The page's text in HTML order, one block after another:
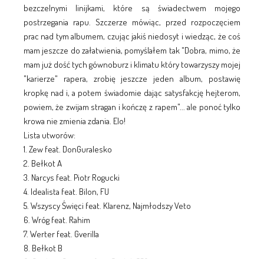
bezczelnymi linijkami, które są świadectwem mojego
postrzegania rapu. Szczerze mówiąc, przed rozpoczęciem
prac nad tym albumem, czując jakiś niedosyt i wiedząc, że coś
mam jeszcze do załatwienia, pomyślałem tak "Dobra, mimo, że
mam już dość tych gównoburz i klimatu który towarzyszy mojej
"karierze" rapera, zrobię jeszcze jeden album, postawię
kropkę nad i, a potem świadomie dając satysfakcję hejterom,
powiem, że zwijam stragan i kończę z rapem"... ale ponoć tylko
krowa nie zmienia zdania. Elo!
Lista utworów:
1. Zew feat. DonGuralesko
2. Bełkot A
3. Narcys feat. Piotr Rogucki
4. Idealista feat. Bilon, FU
5. Wszyscy Święci feat. Klarenz, Najmłodszy Veto
6. Wróg feat. Rahim
7. Werter feat. Gverilla
8. Bełkot B